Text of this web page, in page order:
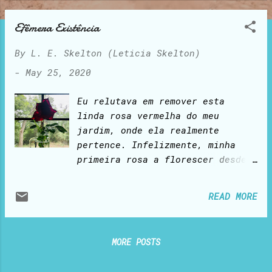
o
Efêmera Existência
By L. E. Skelton (Leticia Skelton)
- May 25, 2020
Eu relutava em remover esta
linda rosa vermelha do meu
jardim, onde ela realmente
pertence. Infelizmente, minha
primeira rosa a florescer desde
próprio peso após a tempestade
da noite passada. Maltratada,
suficiente das raízes e acabaria
READ MORE
MORE POSTS